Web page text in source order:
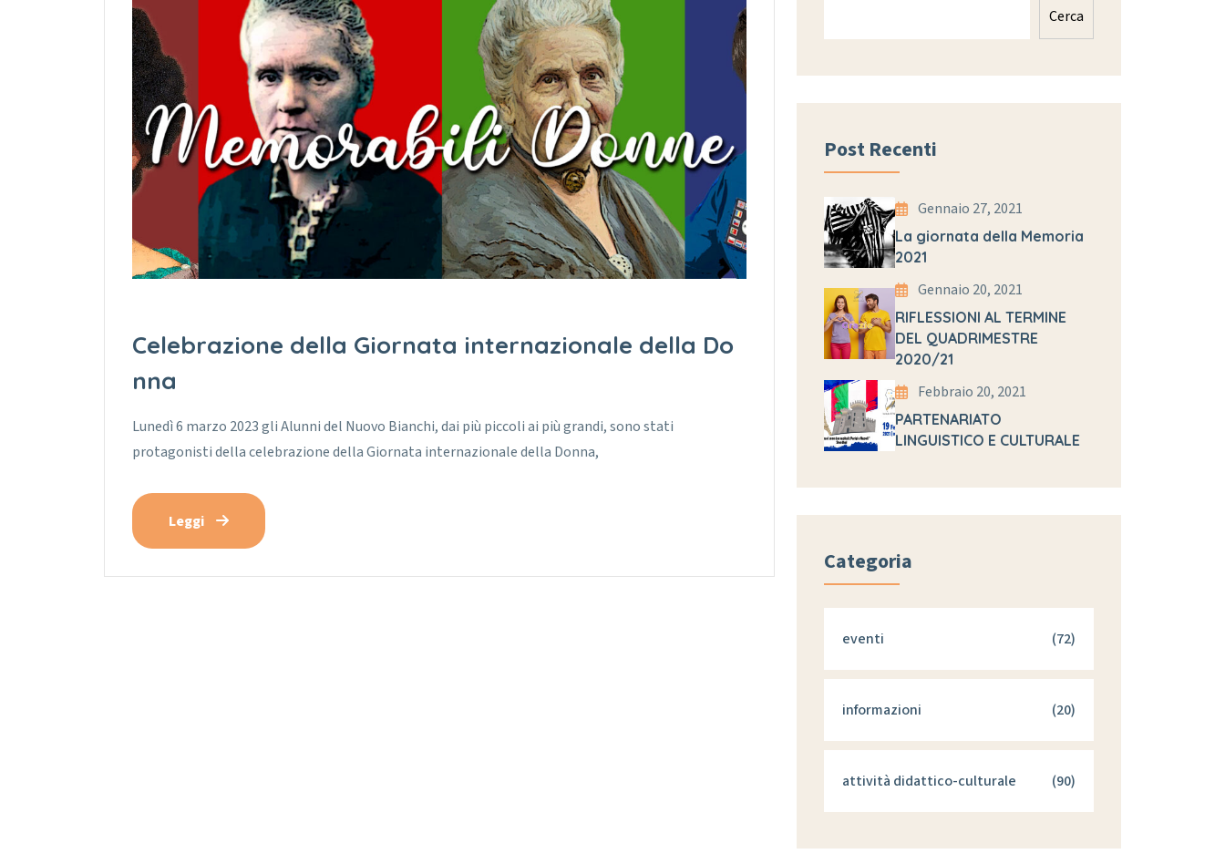
Celebrazione della Giornata internazionale della Do
nna
Lunedì 6 marzo 2023 gli Alunni del Nuovo Bianchi, dai più piccoli ai più grandi, sono stati
protagonisti della celebrazione della Giornata internazionale della Donna,
Leggi
Cerca
Post Recenti
Gennaio 27, 2021
La giornata della Memoria
2021
Gennaio 20, 2021
RIFLESSIONI AL TERMINE
DEL QUADRIMESTRE
2020/21
Febbraio 20, 2021
PARTENARIATO
LINGUISTICO E CULTURALE
Categoria
eventi (72)
informazioni (20)
attività didattico-culturale (90)